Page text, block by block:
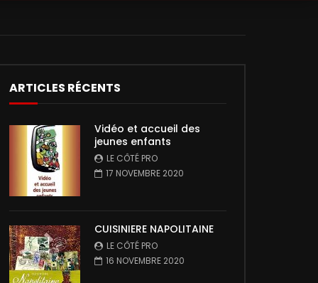
ARTICLES RÉCENTS
Vidéo et accueil des
jeunes enfants
LE CÔTÉ PRO
17 NOVEMBRE 2020
CUISINIERE NAPOLITAINE
LE CÔTÉ PRO
16 NOVEMBRE 2020